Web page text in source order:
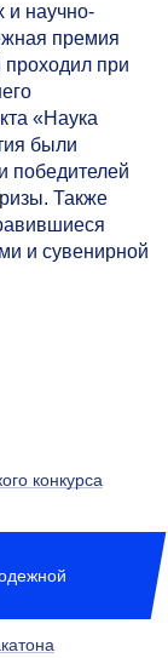
и научно-
премия
проходил при
«Наука
были
победителей
Также
и сувенирной
конкурса